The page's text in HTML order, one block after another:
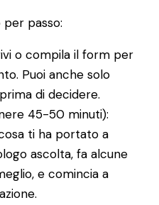
passo:
o compila il form per
Puoi anche solo
di decidere.
45-50 minuti):
ti ha portato a
ascolta, fa alcune
e comincia a